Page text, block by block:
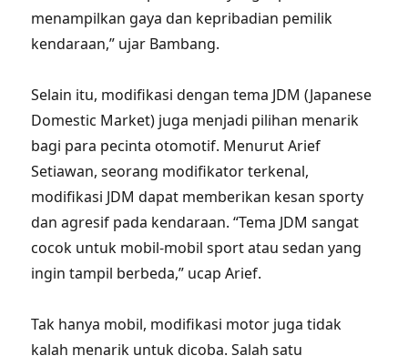
menampilkan gaya dan kepribadian pemilik
kendaraan,” ujar Bambang.
Selain itu, modifikasi dengan tema JDM (Japanese
Domestic Market) juga menjadi pilihan menarik
bagi para pecinta otomotif. Menurut Arief
Setiawan, seorang modifikator terkenal,
modifikasi JDM dapat memberikan kesan sporty
dan agresif pada kendaraan. “Tema JDM sangat
cocok untuk mobil-mobil sport atau sedan yang
ingin tampil berbeda,” ucap Arief.
Tak hanya mobil, modifikasi motor juga tidak
kalah menarik untuk dicoba. Salah satu